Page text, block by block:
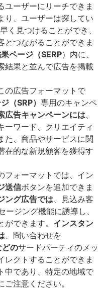
ユーザーにリーチできま
り、ユーザーは探してい
く見つけることができ、
とつながることができま
ページ （SERP）内に、
結果と並んで広告を掲載
の広告フォーマットで
（SRP） 専用のキャンペ
広告キャンペーンには
ーワード、クリエイティ
た、商品やサービスに関
在的な新規顧客を獲得す
フォーマットでは、イン
送信ボタンを追加できま
ング広告では 、見込み客
ジング機能に誘導し、
できます。 インスタン
、問い合わせを
のサードパーティのメッ
レクトすることができま
中であり、特定の地域で
注意ください。